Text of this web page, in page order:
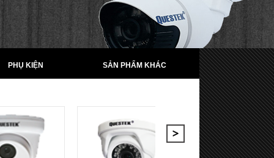
PHỤ KIỆN SẢN PHẨM KHÁC